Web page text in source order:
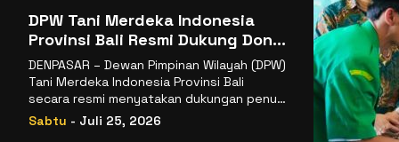
DPW Tani Merdeka Indonesia
Provinsi Bali Resmi Dukung Don
Muzakir Mengisi Jabatan Wakil
Menteri Pertanian RI
DENPASAR – Dewan Pimpinan Wilayah (DPW)
Tani Merdeka Indonesia Provinsi Bali
secara resmi menyatakan dukungan penuh
kepada Ketua Umum
Sabtu - Juli 25, 2026